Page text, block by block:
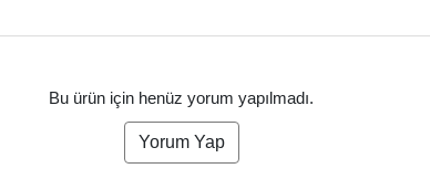
Bu ürün için henüz yorum yapılmadı.
Yorum Yap